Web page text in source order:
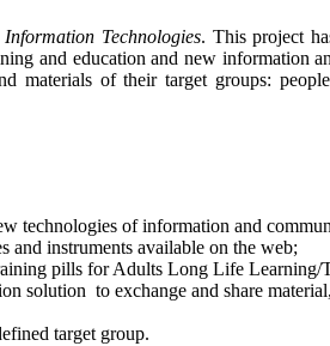
Technologies. This project
and education and new information
materials of their target groups:
technologies of information and
and instruments available on the web;
pills for Adults Long Life Learning/
solution to exchange and share
target group.